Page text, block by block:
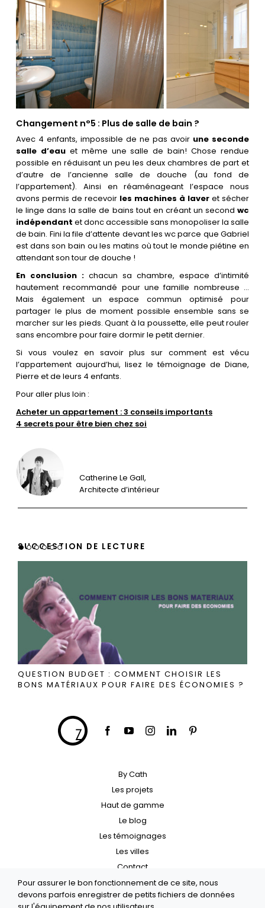
Changement n°5 : Plus de salle de bain ?
Avec 4 enfants, impossible de ne pas avoir une seconde
salle d’eauet même une salle de bain! Chose rendue
possible en réduisant un peu les deux chambres de part et
d’autre de l’ancienne salle de douche (au fond de
l’appartement). Ainsi en réaménageant l’espace nous
avons permis de recevoir les machines à laver et sécher
le linge dans la salle de bains tout en créant un second wc
indépendant et donc accessible sans monopoliser la salle
de bain. Fini la file d’attente devant les wc parce que Gabriel
est dans son bain ou les matins où tout le monde piétine en
attendant son tour de douche !
En conclusion : chacun sa chambre, espace d’intimité
hautement recommandé pour une famille nombreuse …
Mais également un espace commun optimisé pour
partager le plus de moment possible ensemble sans se
marcher sur les pieds. Quant à la poussette, elle peut rouler
sans encombre pour faire dormir le petit dernier.
Si vous voulez en savoir plus sur comment est vécu
l’appartement aujourd’hui, lisez le témoignage de Diane,
Pierre et de leurs 4 enfants.
Pour aller plus loin :
Acheter un appartement : 3 conseils importants
4 secrets pour être bien chez soi
Catherine Le Gall,
Architecte d’intérieur
SUGGESTION DE LECTURE
QUESTION BUDGET : COMMENT CHOISIR LES
BONS MATÉRIAUX POUR FAIRE DES ÉCONOMIES ?
By Cath
Les projets
Haut de gamme
Le blog
Les témoignages
Les villes
Contact
Crédit
Pour assurer le bon fonctionnement de ce site, nous
devons parfois enregistrer de petits fichiers de données